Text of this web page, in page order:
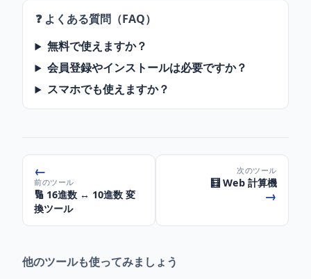
❓ よくある質問（FAQ）
無料で使えますか？
会員登録やインストールは必要ですか？
スマホでも使えますか？
←
前のツール
🔢 16進数 ↔ 10進数 変
換ツール
次のツール
🧮 Web 計算機
→
他のツールも使ってみましょう